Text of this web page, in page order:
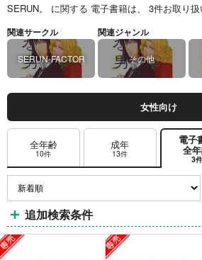
SERUN。 に関する 電子書籍は、 3件お取り
関連サークル
SERUN-FACTOR
関連ジャンル
その他
女性向け
全年齢
10件
成年
13件
電子
全
3件
追加検索条件